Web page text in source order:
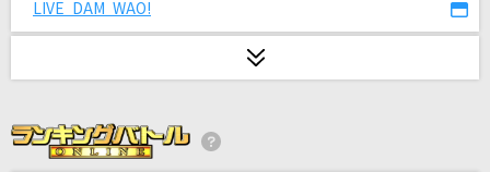
Little White Lies [リトル・ホワイト・ライズ]
[生音]友達のまま
PRINCESS PRINCESS
LIVE DAM WAO!